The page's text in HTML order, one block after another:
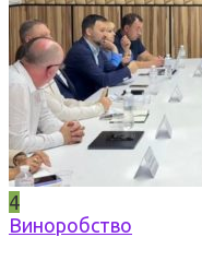
4
Виноробство